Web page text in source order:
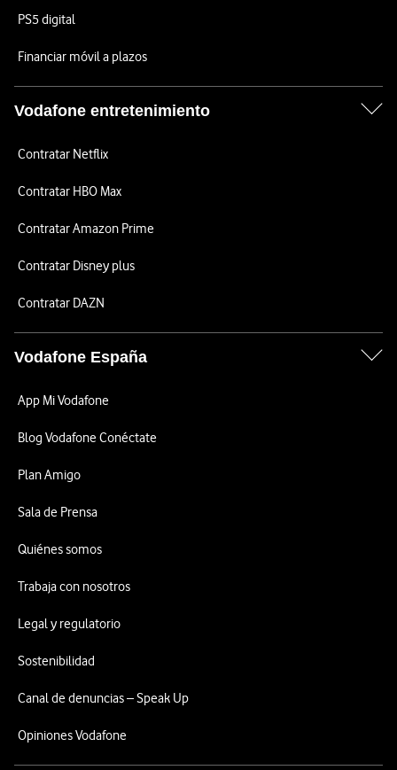
PS5 digital
Financiar móvil a plazos
Vodafone entretenimiento
Contratar Netflix
Contratar HBO Max
Contratar Amazon Prime
Contratar Disney plus
Contratar DAZN
Vodafone España
App Mi Vodafone
Blog Vodafone Conéctate
Plan Amigo
Sala de Prensa
Quiénes somos
Trabaja con nosotros
Legal y regulatorio
Sostenibilidad
Canal de denuncias – Speak Up
Opiniones Vodafone